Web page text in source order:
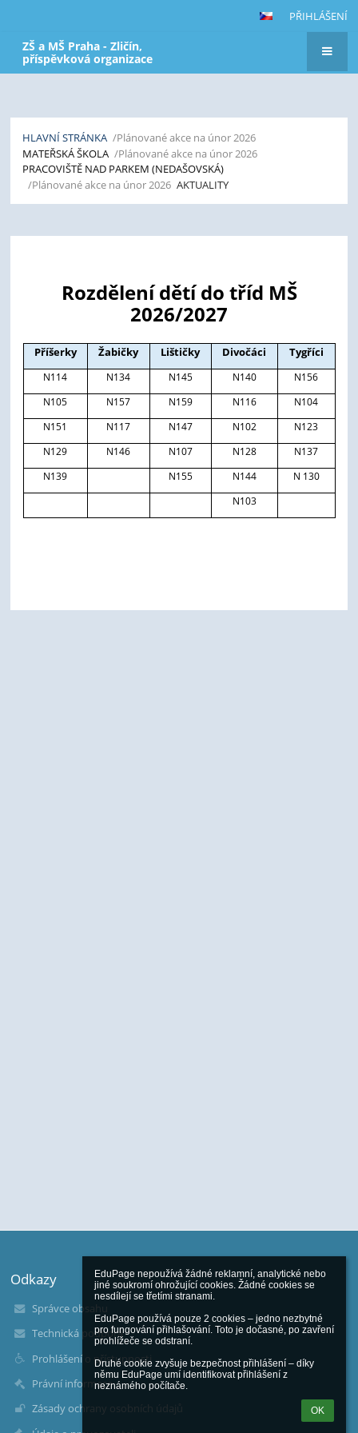
EduPage nepoužívá žádné reklamní, analytické nebo
jiné soukromí ohrožující cookies. Žádné cookies se
nesdílejí se třetími stranami.
EduPage používá pouze 2 cookies – jedno nezbytné
pro fungování přihlašování. Toto je dočasné, po zavření
prohlížeče se odstraní.
Druhé cookie zvyšuje bezpečnost přihlášení – díky
němu EduPage umí identifikovat přihlášení z
neznámého počítače.
OK
PŘIHLÁŠENÍ
ZŠ a MŠ Praha - Zličín,
příspěvková organizace
HLAVNÍ STRÁNKA /Plánované akce na únor 2026
MATEŘSKÁ ŠKOLA /Plánované akce na únor 2026
PRACOVIŠTĚ NAD PARKEM (NEDAŠOVSKÁ)
/Plánované akce na únor 2026 AKTUALITY
Rozdělení dětí do tříd MŠ
2026/2027
Příšerky Žabičky Lištičky Divočáci Tygříci
N114 N134 N145 N140
N156
N105
N157 N159 N116
N104
N151
N117 N147 N102
N123
N129
N146 N107 N128
N137
N139
N155 N144
N 130
N103
Odkazy
Správce obsahu
Technická podpora
Prohlášení o přístupnosti
Právní informace
Zásady ochrany osobních údajů